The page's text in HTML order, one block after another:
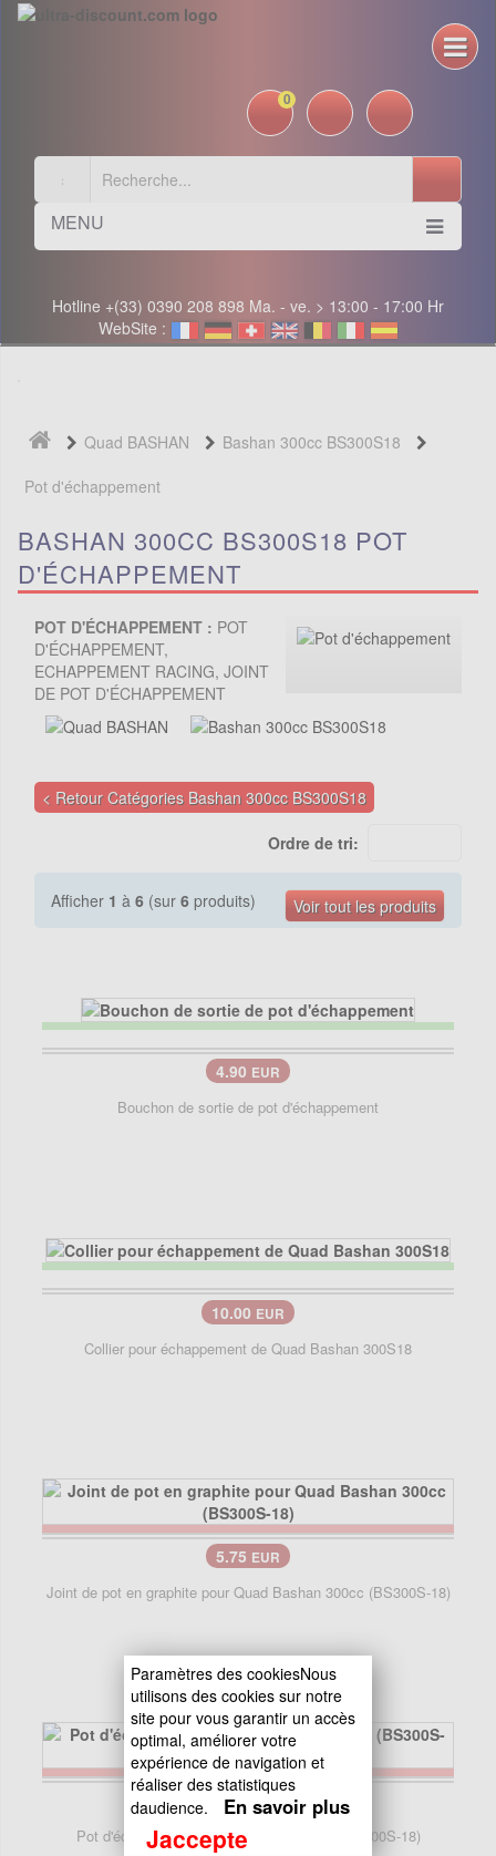
0
MENU
Hotline +(33) 0390 208 898 Ma. - ve. > 13:00 - 17:00 Hr
WebSite :
Quad BASHAN
Bashan 300cc BS300S18
Pot d'échappement
BASHAN 300CC BS300S18 POT
D'ÉCHAPPEMENT
POT D'ÉCHAPPEMENT : POT
D'ÉCHAPPEMENT,
ECHAPPEMENT RACING, JOINT
DE POT D'ÉCHAPPEMENT
< Retour Catégories Bashan 300cc BS300S18
Ordre de tri:
Afficher 1 à 6 (sur 6 produits) Voir tout les produits
4.90 EUR
Bouchon de sortie de pot d'échappement
10.00 EUR
Collier pour échappement de Quad Bashan 300S18
5.75 EUR
Joint de pot en graphite pour Quad Bashan 300cc (BS300S-18)
109.99EUR
Pot d'échappement Quad Bashan 300cc (BS300S-18)
Paramètres des cookiesNous
utilisons des cookies sur notre
site pour vous garantir un accès
optimal, améliorer votre
expérience de navigation et
réaliser des statistiques
daudience.
En savoir plus
Jaccepte